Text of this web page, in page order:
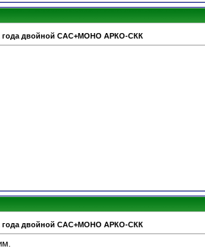
года двойной САС+МОНО АРКО-СКК
года двойной САС+МОНО АРКО-СКК